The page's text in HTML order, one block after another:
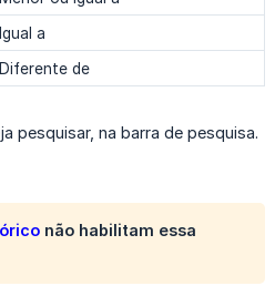
Igual a
Diferente de
pesquisar, na barra de pesquisa.
não habilitam essa